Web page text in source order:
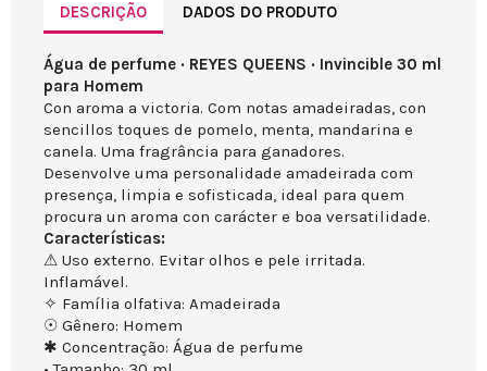
DESCRIÇÃO DADOS DO PRODUTO
Água de perfume · REYES QUEENS · Invincible 30 ml
para Homem
Con aroma a victoria. Com notas amadeiradas, con
sencillos toques de pomelo, menta, mandarina e
canela. Uma fragrância para ganadores.
Desenvolve uma personalidade amadeirada com
presença, limpia e sofisticada, ideal para quem
procura un aroma con carácter e boa versatilidade.
Características:
⚠ Uso externo. Evitar olhos e pele irritada.
Inflamável.
✧ Família olfativa: Amadeirada
☉ Gênero: Homem
✱ Concentração: Água de perfume